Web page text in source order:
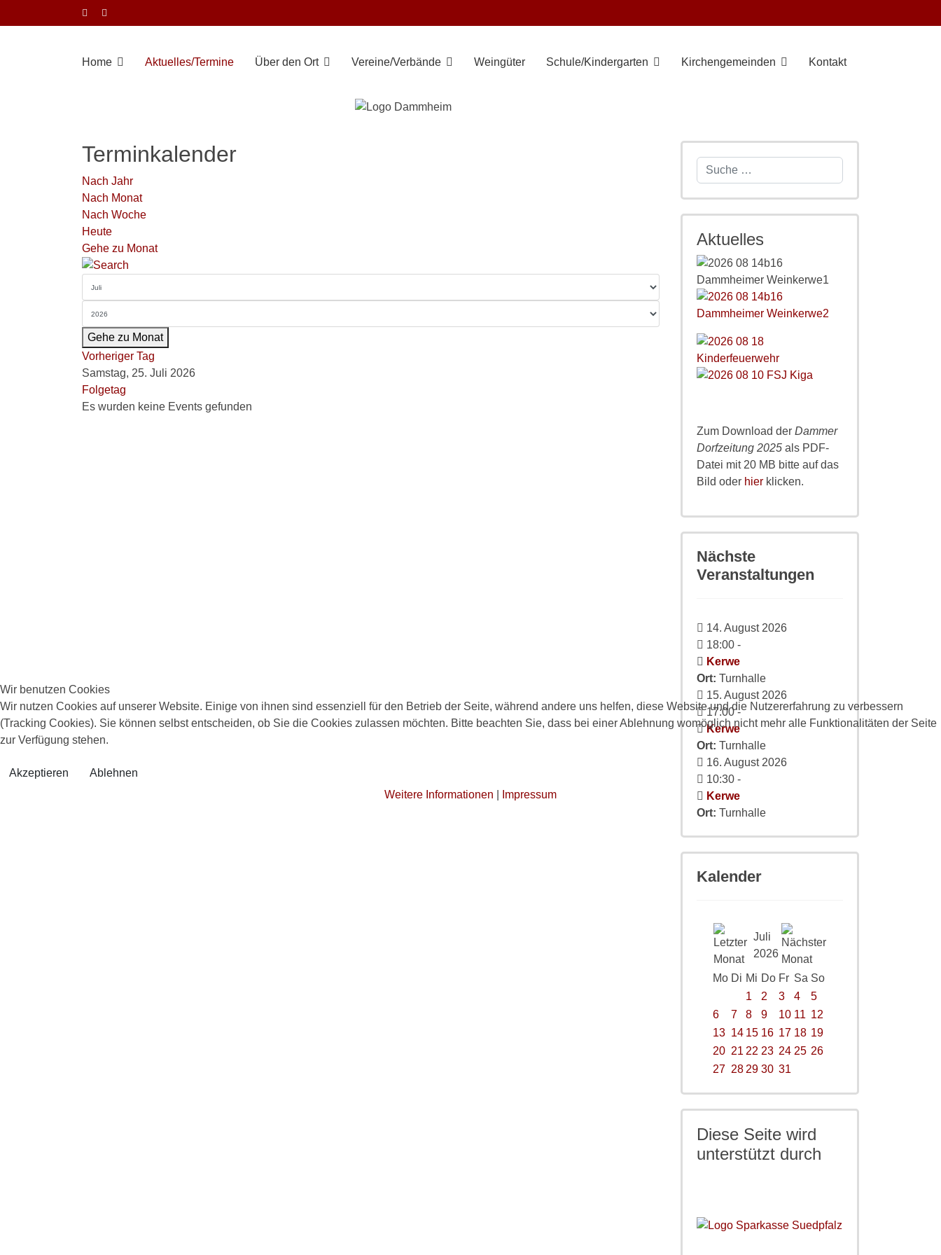
Home Aktuelles/Termine Über den Ort Vereine/Verbände Weingüter Schule/Kindergarten Kirchengemeinden Kontakt
Terminkalender
Nach Jahr
Nach Monat
Nach Woche
Heute
Gehe zu Monat
Gehe zu Monat
Vorheriger Tag
Samstag, 25. Juli 2026
Folgetag
Es wurden keine Events gefunden
Suchen
Aktuelles
Zum Download der Dammer
Dorfzeitung 2025 als PDF-
Datei mit 20 MB bitte auf das
Bild oder hier klicken.
Nächste
Veranstaltungen
14. August 2026
18:00 -
Kerwe
Ort: Turnhalle
15. August 2026
17:00-
Kerwe
Ort: Turnhalle
16. August 2026
10:30 -
Kerwe
Ort: Turnhalle
Kalender
Juli
2026
Mo Di Mi Do Fr Sa So
1
2 3 4
5
6
7 8 9 10 11 12
13 14 15 16 17 18 19
20 21 22 23 24 25 26
27 28 29 30 31
Diese Seite wird
unterstützt durch
Wir benutzen Cookies
Wir nutzen Cookies auf unserer Website. Einige von ihnen sind essenziell für den Betrieb der Seite, während andere uns helfen, diese Website und die Nutzererfahrung zu verbessern
(Tracking Cookies). Sie können selbst entscheiden, ob Sie die Cookies zulassen möchten. Bitte beachten Sie, dass bei einer Ablehnung womöglich nicht mehr alle Funktionalitäten der Seite
zur Verfügung stehen.
Akzeptieren
Ablehnen
Weitere Informationen
Impressum